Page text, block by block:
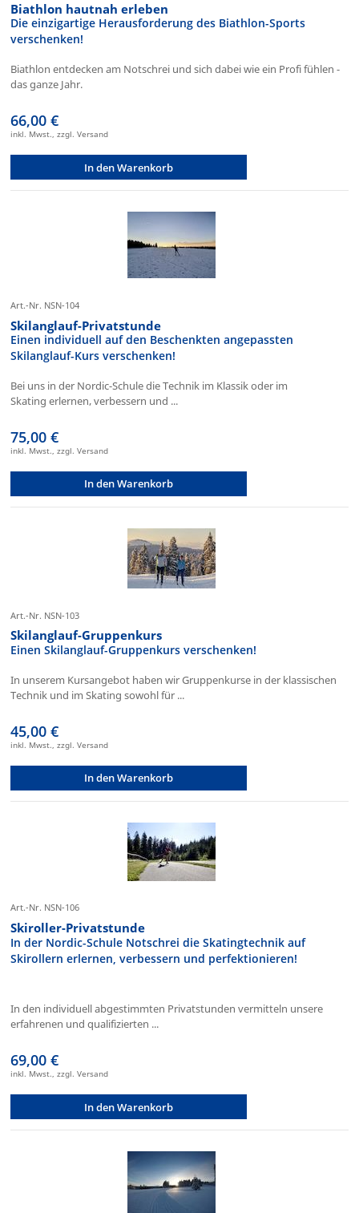
Biathlon hautnah erleben
Die einzigartige Herausforderung des Biathlon-Sports
verschenken!
Biathlon entdecken am Notschrei und sich dabei wie ein Profi fühlen -
das ganze Jahr.
66,00 €
inkl. Mwst., zzgl. Versand
In den Warenkorb
Art.-Nr. NSN-104
Skilanglauf-Privatstunde
Einen individuell auf den Beschenkten angepassten
Skilanglauf-Kurs verschenken!
Bei uns in der Nordic-Schule die Technik im Klassik oder im
Skating erlernen, verbessern und ...
75,00 €
inkl. Mwst., zzgl. Versand
In den Warenkorb
Art.-Nr. NSN-103
Skilanglauf-Gruppenkurs
Einen Skilanglauf-Gruppenkurs verschenken!
In unserem Kursangebot haben wir Gruppenkurse in der klassischen
Technik und im Skating sowohl für ...
45,00 €
inkl. Mwst., zzgl. Versand
In den Warenkorb
Art.-Nr. NSN-106
Skiroller-Privatstunde
In der Nordic-Schule Notschrei die Skatingtechnik auf
Skirollern erlernen, verbessern und perfektionieren!
In den individuell abgestimmten Privatstunden vermitteln unsere
erfahrenen und qualifizierten ...
69,00 €
inkl. Mwst., zzgl. Versand
In den Warenkorb